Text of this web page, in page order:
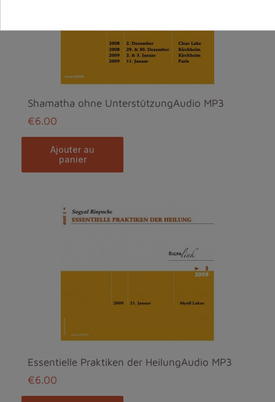
Shamatha ohne UnterstützungAudio MP3
€6.00
ajouter au
panier
Essentielle Praktiken der HeilungAudio MP3
€6.00